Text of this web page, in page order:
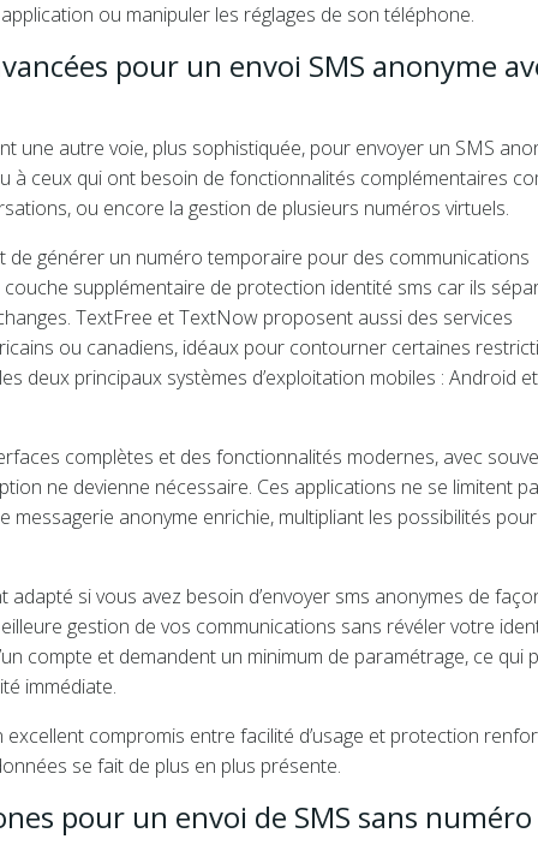
ou manipuler les réglages de son téléphone.
pour un envoi SMS anonyme
une autre voie, plus sophistiquée, pour envoyer un SMS
à ceux qui ont besoin de fonctionnalités complémentaires
ou encore la gestion de plusieurs numéros virtuels.
générer un numéro temporaire pour des communications
supplémentaire de protection identité sms car ils
TextFree et TextNow proposent aussi des services
ou canadiens, idéaux pour contourner certaines
deux principaux systèmes d’exploitation mobiles : Android et
complètes et des fonctionnalités modernes, avec
ne devienne nécessaire. Ces applications ne se limitent
messagerie anonyme enrichie, multipliant les possibilités pour
si vous avez besoin d’envoyer sms anonymes de
gestion de vos communications sans révéler votre
compte et demandent un minimum de paramétrage, ce qui
immédiate.
compromis entre facilité d’usage et protection
se fait de plus en plus présente.
pour un envoi de SMS sans numéro